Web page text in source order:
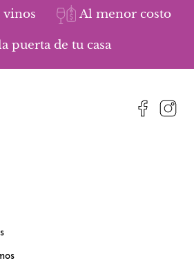
vinos Al menor costo
puerta de tu casa